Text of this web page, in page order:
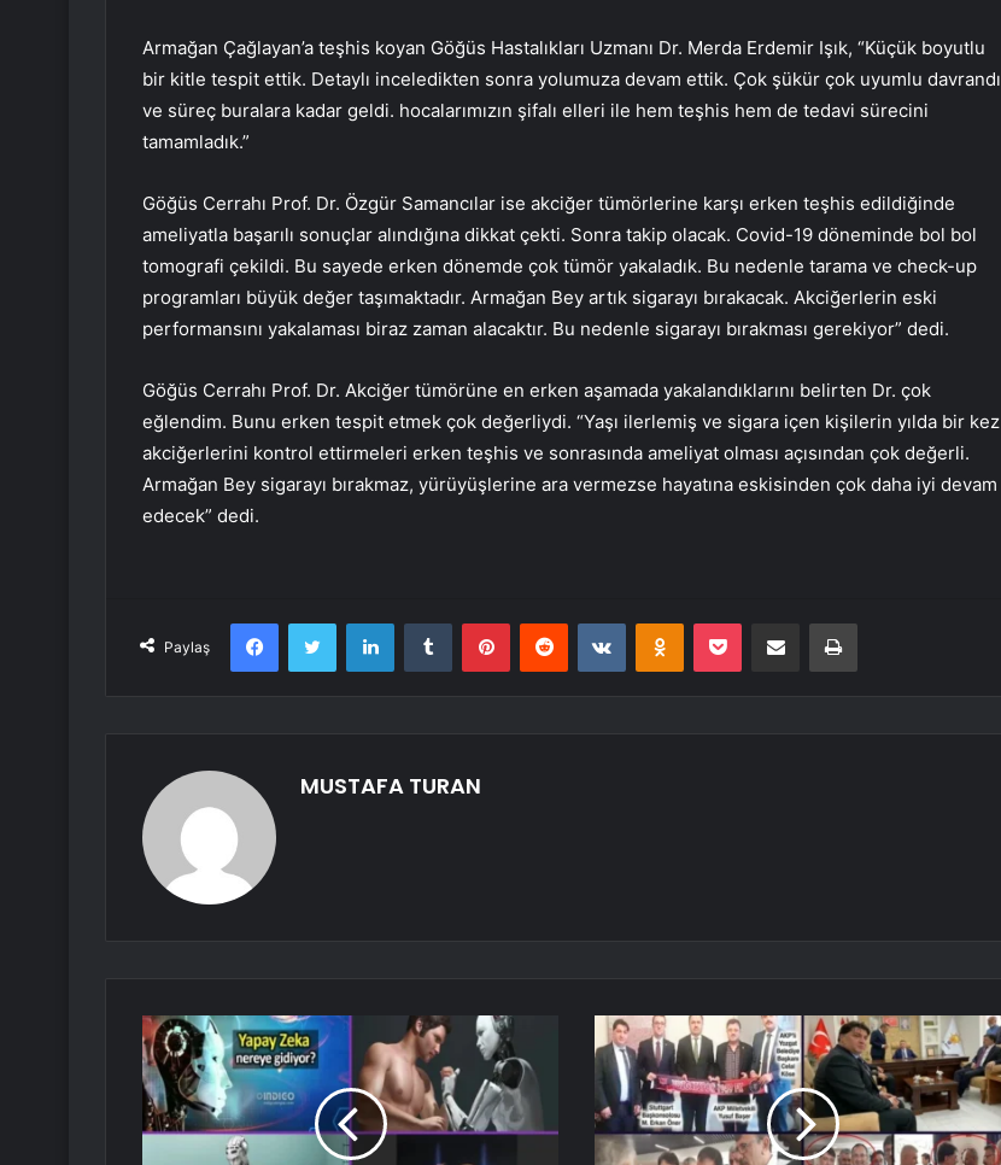
Armağan Çağlayan’a teşhis koyan Göğüs Hastalıkları Uzmanı Dr. Merda Erdemir Işık, “Küçük boyutlu
bir kitle tespit ettik. Detaylı inceledikten sonra yolumuza devam ettik. Çok şükür çok uyumlu davrandı
ve süreç buralara kadar geldi. hocalarımızın şifalı elleri ile hem teşhis hem de tedavi sürecini
tamamladık.”
Göğüs Cerrahı Prof. Dr. Özgür Samancılar ise akciğer tümörlerine karşı erken teşhis edildiğinde
ameliyatla başarılı sonuçlar alındığına dikkat çekti. Sonra takip olacak. Covid-19 döneminde bol bol
tomografi çekildi. Bu sayede erken dönemde çok tümör yakaladık. Bu nedenle tarama ve check-up
programları büyük değer taşımaktadır. Armağan Bey artık sigarayı bırakacak. Akciğerlerin eski
performansını yakalaması biraz zaman alacaktır. Bu nedenle sigarayı bırakması gerekiyor” dedi.
Göğüs Cerrahı Prof. Dr. Akciğer tümörüne en erken aşamada yakalandıklarını belirten Dr. çok
eğlendim. Bunu erken tespit etmek çok değerliydi. “Yaşı ilerlemiş ve sigara içen kişilerin yılda bir kez
akciğerlerini kontrol ettirmeleri erken teşhis ve sonrasında ameliyat olması açısından çok değerli.
Armağan Bey sigarayı bırakmaz, yürüyüşlerine ara vermezse hayatına eskisinden çok daha iyi devam
edecek” dedi.
Paylaş
FacebookTwitter LinkedInTumblr PinterestReddit VKontakteOdnoklassniki
Pocket E-Posta ile paylaş Yazdır
MUSTAFA TURAN